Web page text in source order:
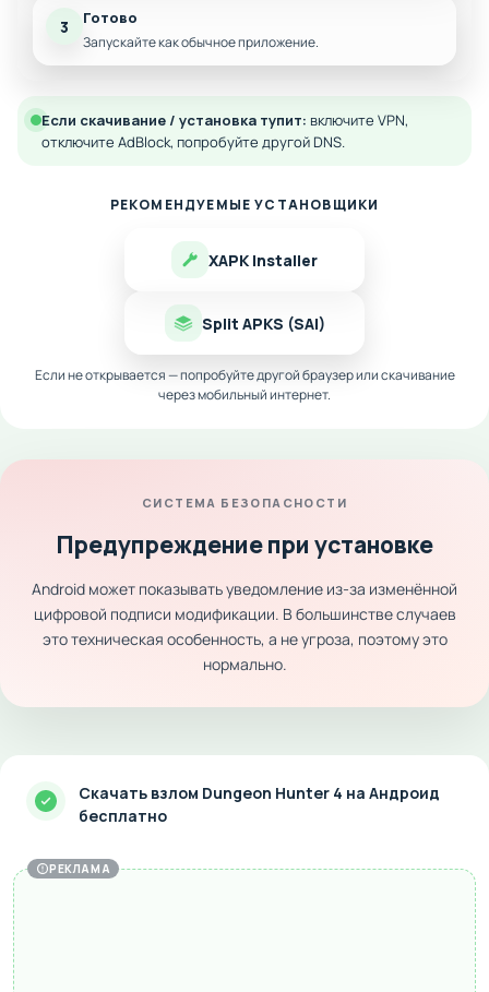
3 Готово
Запускайте как обычное приложение.
Если скачивание / установка тупит: включите VPN,
отключите AdBlock, попробуйте другой DNS.
РЕКОМЕНДУЕМЫЕ УСТАНОВЩИКИ
XAPK Installer
Split APKS (SAI)
Если не открывается — попробуйте другой браузер или скачивание
через мобильный интернет.
СИСТЕМА БЕЗОПАСНОСТИ
Предупреждение при установке
Android может показывать уведомление из-за изменённой
цифровой подписи модификации. В большинстве случаев
это техническая особенность, а не угроза, поэтому это
нормально.
Скачать взлом Dungeon Hunter 4 на Андроид
бесплатно
РЕКЛАМА